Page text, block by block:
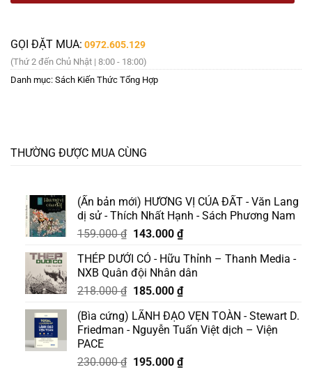
GỌI ĐẶT MUA: 0972.605.129
(Thứ 2 đến Chủ Nhật | 8:00 - 18:00)
Danh mục: Sách Kiến Thức Tổng Hợp
THƯỜNG ĐƯỢC MUA CÙNG
(Ấn bản mới) HƯƠNG VỊ CỦA ĐẤT - Văn Lang
dị sử - Thích Nhất Hạnh - Sách Phương Nam
159.000₫ Giá
là:
159.000 ₫.
143.000 ₫Giá
tại
là:
143.000 ₫.
THÉP DƯỚI CỎ - Hữu Thỉnh – Thanh Media -
NXB Quân đội Nhân dân
218.000₫ Giá
là:
218.000 ₫.
185.000 ₫Giá
tại
là:
(Bìa cứng) LÃNH ĐẠO VẸN TOÀN - Stewart D.
Friedman - Nguyễn Tuấn Việt dịch – Viện
PACE
230.000₫ Giá
195.000 ₫Giá